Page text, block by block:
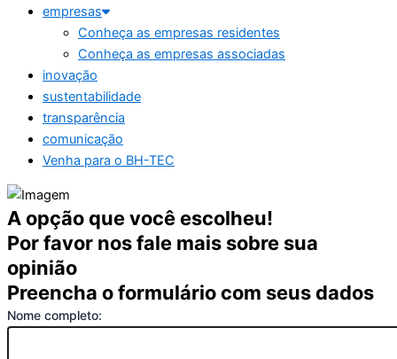
empresas
Conheça as empresas residentes
Conheça as empresas associadas
inovação
sustentabilidade
transparência
comunicação
Venha para o BH-TEC
A opção que você escolheu!
Por favor nos fale mais sobre sua
opinião
Preencha o formulário com seus dados
Nome completo: